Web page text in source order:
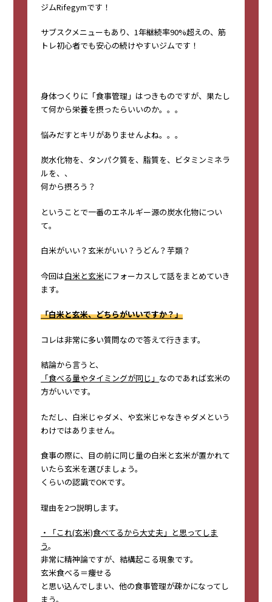
ジムRifegymです！
サブスクメニューもあり、1年継続率90%超えの、筋
トレ初心者でも安心の続けやすいジムです！
身体つくりに「食事管理」はつきものですが、果たし
て何から栄養を摂ったらいいのか。。。
悩みだすとキリがありませんよね。。。
炭水化物を、タンパク質を、脂質を、ビタミンミネラ
ルを、、
何から摂ろう？
ということで一番のエネルギー源の炭水化物につい
て。
白米がいい？玄米がいい？うどん？芋類？
今回は白米と玄米にフォーカスして話をまとめていき
ます。
「白米と玄米、どちらがいいですか？」
コレは非常に多い質問なので答えて行きます。
結論から言うと、
「食べる量やタイミングが同じ」 なのであれば玄米の
方がいいです。
ただし、白米じゃダメ、や玄米じゃなきゃダメという
わけではありません。
食事の際に、目の前に同じ量の白米と玄米が置かれて
いたら玄米を選びましょう。
くらいの認識でOKです。
理由を2つ説明します。
・「これ(玄米)食べてるから大丈夫」と思ってしま
う。
非常に精神論ですが、結構起こる現象です。
玄米食べる＝痩せる
と思い込んでしまい、他の食事管理が疎かになってし
まう。